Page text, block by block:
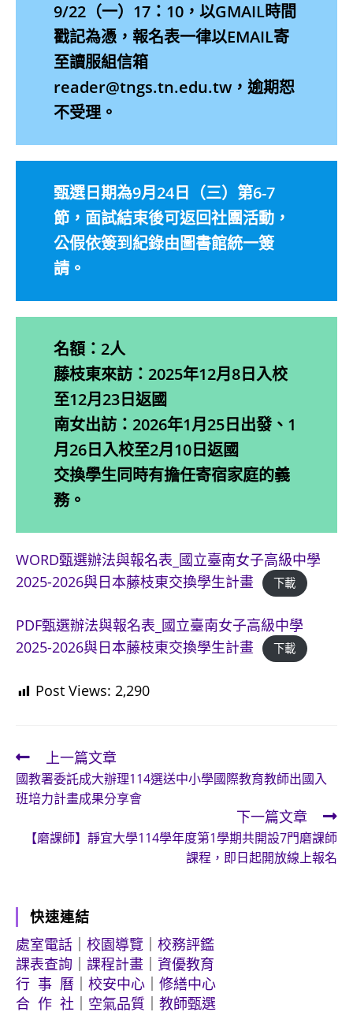
9/22（一）17：10，以GMAIL時間
戳記為憑，報名表一律以EMAIL寄
至讀服組信箱
reader@tngs.tn.edu.tw，逾期恕
不受理。
甄選日期為9月24日（三）第6-7
節，面試結束後可返回社團活動，
公假依簽到紀錄由圖書館統一簽
請。
名額：2人
藤枝東來訪：2025年12月8日入校
至12月23日返國
南女出訪：2026年1月25日出發、1
月26日入校至2月10日返國
交換學生同時有擔任寄宿家庭的義
務。
WORD甄選辦法與報名表_國立臺南女子高級中學
2025-2026與日本藤枝東交換學生計畫
下載
PDF甄選辦法與報名表_國立臺南女子高級中學
2025-2026與日本藤枝東交換學生計畫
下載
Post Views: 2,290
Read
more
articles
上一篇文章
國教署委託成大辦理114選送中小學國際教育教師出國入
班培力計畫成果分享會
下一篇文章
【磨課師】靜宜大學114學年度第1學期共開設7門磨課師
課程，即日起開放線上報名
快速連結
處室電話
校園導覽
校務評鑑
課表查詢
課程計畫
資優教育
行 事 曆
校安中心
修繕中心
合 作 社
空氣品質 教師甄選